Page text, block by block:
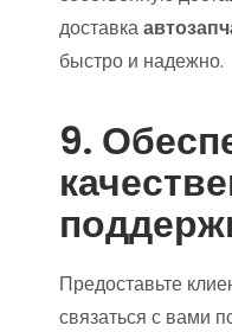
доставка
быстро и надежно.
9.
Предоставьте
связаться с вами